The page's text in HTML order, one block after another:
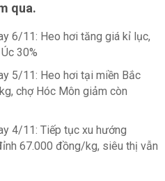
qua.
6/11: Heo hơi tăng giá kỉ lục,
30%
5/11: Heo hơi tại miền Bắc
chợ Hóc Môn giảm còn
4/11: Tiếp tục xu hướng
67.000 đồng/kg, siêu thị vẫn